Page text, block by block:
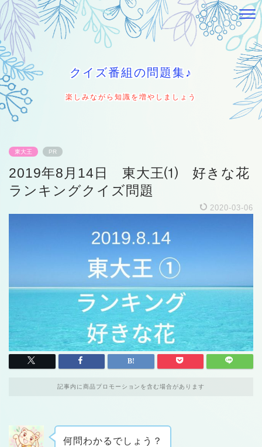
クイズ番組の問題集♪
楽しみながら知識を増やしましょう
東大王 PR
2019年8月14日 東大王⑴ 好きな花
ランキングクイズ問題
2020-03-06
記事内に商品プロモーションを含む場合があります
何問わかるでしょう？